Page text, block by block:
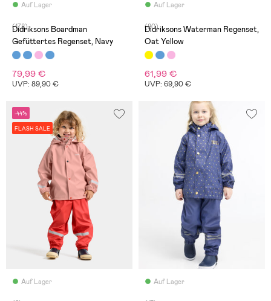
Auf Lager
(178)
Didriksons Boardman
Gefüttertes Regenset, Navy
79,99 €
UVP: 89,90 €
Auf Lager
(80)
Didriksons Waterman Regenset,
Oat Yellow
61,99 €
UVP: 69,90 €
-44%
FLASH SALE
Auf Lager Auf Lager